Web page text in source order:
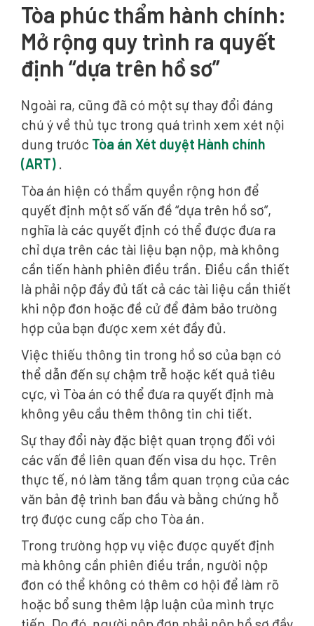
Tòa phúc thẩm hành chính:
Mở rộng quy trình ra quyết
định “dựa trên hồ sơ”
Ngoài ra, cũng đã có một sự thay đổi đáng
chú ý về thủ tục trong quá trình xem xét nội
dung trước Tòa án Xét duyệt Hành chính
(ART).
Tòa án hiện có thẩm quyền rộng hơn để
quyết định một số vấn đề “dựa trên hồ sơ”,
nghĩa là các quyết định có thể được đưa ra
chỉ dựa trên các tài liệu bạn nộp, mà không
cần tiến hành phiên điều trần. Điều cần thiết
là phải nộp đầy đủ tất cả các tài liệu cần thiết
khi nộp đơn hoặc đề cử để đảm bảo trường
hợp của bạn được xem xét đầy đủ.
Việc thiếu thông tin trong hồ sơ của bạn có
thể dẫn đến sự chậm trễ hoặc kết quả tiêu
cực, vì Tòa án có thể đưa ra quyết định mà
không yêu cầu thêm thông tin chi tiết.
Sự thay đổi này đặc biệt quan trọng đối với
các vấn đề liên quan đến visa du học. Trên
thực tế, nó làm tăng tầm quan trọng của các
văn bản đệ trình ban đầu và bằng chứng hỗ
trợ được cung cấp cho Tòa án.
Trong trường hợp vụ việc được quyết định
mà không cần phiên điều trần, người nộp
đơn có thể không có thêm cơ hội để làm rõ
hoặc bổ sung thêm lập luận của mình trực